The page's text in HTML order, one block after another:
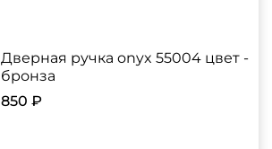
Дверная ручка onyx 55004 цвет -
бронза
850 ₽